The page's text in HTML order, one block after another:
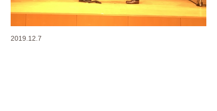
2019.12.7